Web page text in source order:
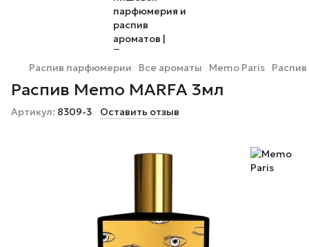
Распив парфюмерии Все ароматы Memo Paris
Распив Memo MARFA 3мл
Артикул: 8309-3 Оставить отзыв